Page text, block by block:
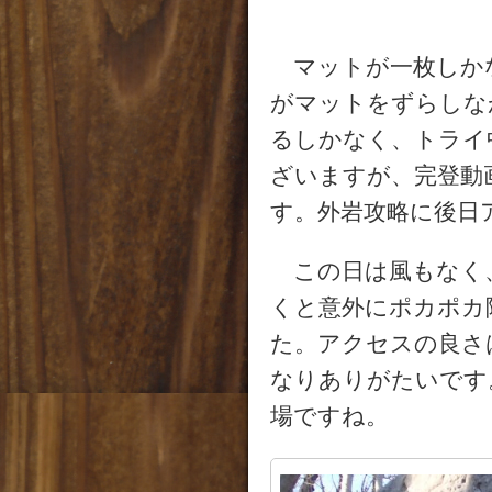
マットが一枚しか
がマットをずらし
るしかなく、トラ
ざいますが、完登
す。外岩攻略に後日
この日は風もなく
くと意外にポカポ
た。アクセスの良
なりありがたいで
場ですね。